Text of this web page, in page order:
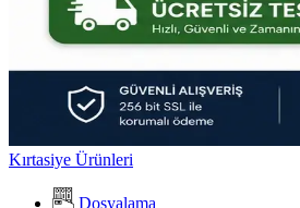
Kırtasiye Ürünleri
Dosyalama